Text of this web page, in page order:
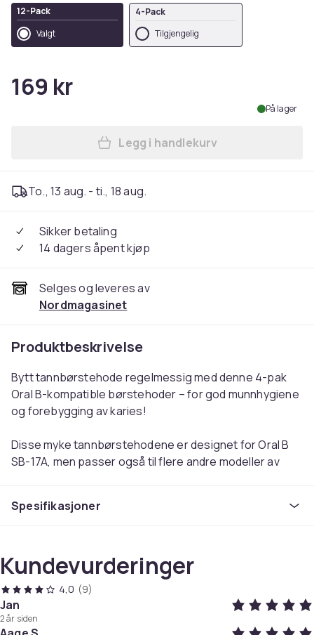
12-Pack
Valgt
4-Pack
Tilgjengelig
169 kr
På lager
Legg Oral B Kompatible
Legg i handlekurv
To., 13 aug. - ti., 18 aug.
Sikker betaling
14 dagers åpent kjøp
Selges og leveres av
Nordmagasinet
Produktbeskrivelse
Bytt tannbørstehode regelmessig med denne 4-pak
Oral B-kompatible børstehoder – for god munnhygiene
og forebygging av karies!
Disse myke tannbørstehodene er designet for Oral B
SB-17A, men passer også til flere andre modeller av
på din tannbørste og unngå forvekslinger. De myke
gjør dem til et utmerket valg for hele familien.
Ved å bytte tannbørstehode regelmessig, sikrer du en
frisk og effektiv tannpuss hver gang. Tannleger
anbefaler å bytte tannbørstehode hver tredje måned.
Spesifikasjoner
Kundevurderinger
4,0 (9)
Jan
2 år siden